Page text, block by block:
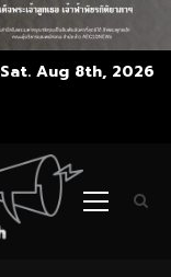
Sat. Aug 8th, 2026
Primary